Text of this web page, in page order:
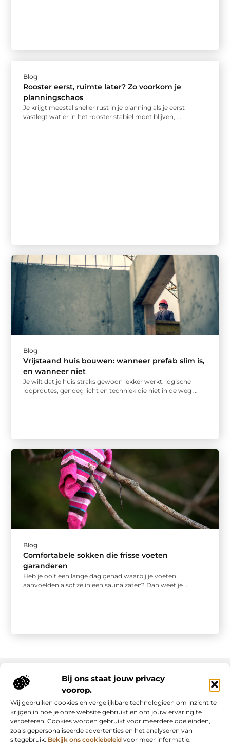
Bij ons staat jouw privacy
voorop.
Wij gebruiken cookies en vergelijkbare technologieën om inzicht te
krijgen in hoe je onze website gebruikt en om jouw ervaring te
verbeteren. Cookies worden gebruikt voor meerdere doeleinden,
zoals gepersonaliseerde advertenties en het analyseren van
sitegebruik. Bekijk ons cookiebeleid voor meer informatie.
Blog
Rooster eerst, ruimte later? Zo voorkom je
planningschaos
Je krijgt meestal sneller rust in je planning als je eerst
vastlegt wat er in het rooster stabiel moet blijven, ...
Blog
Vrijstaand huis bouwen: wanneer prefab slim is,
en wanneer niet
Je wilt dat je huis straks gewoon lekker werkt: logische
looproutes, genoeg licht en techniek die niet in de weg ...
Blog
Comfortabele sokken die frisse voeten
garanderen
Heb je ooit een lange dag gehad waarbij je voeten
aanvoelden alsof ze in een sauna zaten? Dan weet je ...
Onze informatie